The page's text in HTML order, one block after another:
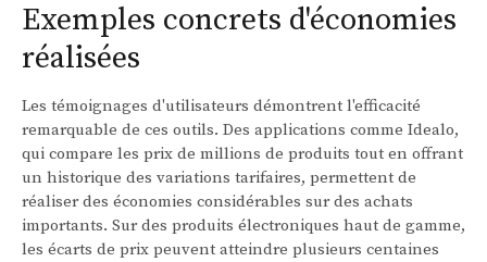
Exemples concrets d'économies
réalisées
Les témoignages d'utilisateurs démontrent l'efficacité
remarquable de ces outils. Des applications comme Idealo,
qui compare les prix de millions de produits tout en offrant
un historique des variations tarifaires, permettent de
réaliser des économies considérables sur des achats
importants. Sur des produits électroniques haut de gamme,
les écarts de prix peuvent atteindre plusieurs centaines